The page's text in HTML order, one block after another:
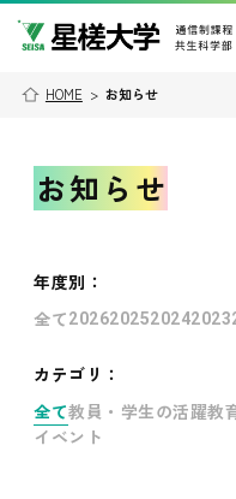
HOME > お知らせ
お知らせ
年度別 ：
全て2026202520242023
カテゴリ：
全て教員・学生の活躍教
イベント